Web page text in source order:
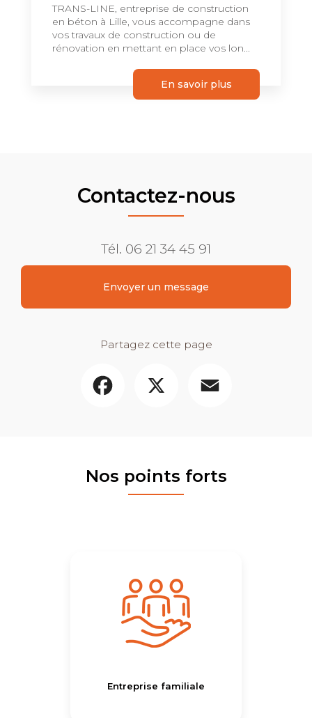
TRANS-LINE, entreprise de construction
en béton à Lille, vous accompagne dans
vos travaux de construction ou de
rénovation en mettant en place vos lon...
En savoir plus
Contactez-nous
Tél. 06 21 34 45 91
Envoyer un message
Partagez cette page
Nos points forts
Entreprise familiale